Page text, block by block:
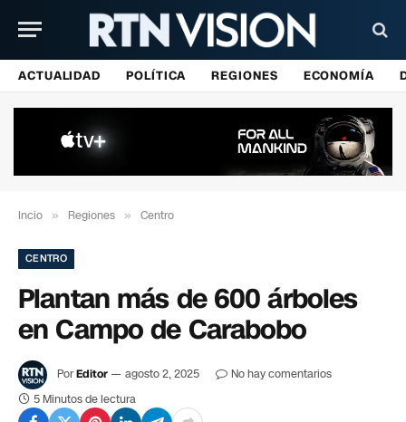
ACTUALIDAD POLÍTICA REGIONES ECONOMÍA
Incio » Regiones » Centro
CENTRO
Plantan más de 600 árboles
en Campo de Carabobo
PorEditor agosto 2, 2025
No hay comentarios
5 Minutos de lectura